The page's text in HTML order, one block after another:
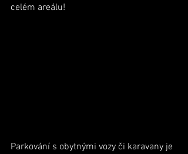
celém areálu!
Parkování s obytnými vozy či karavany je